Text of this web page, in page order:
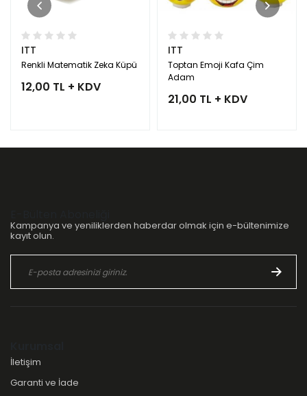
ITT
Renkli Matematik Zeka Küpü
12,00 TL + KDV
ITT
Toptan Emoji Kafa Çim
Adam
21,00 TL + KDV
Kampanya ve yeniliklerden haberdar olmak için e-bültenimize
kayıt olun.
İletişim
Garanti ve İade